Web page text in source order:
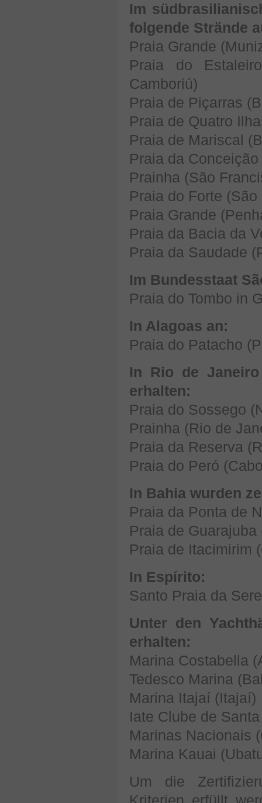
Im
folgende Strände
Praia Grande
Praia do
Camboriú)
Praia de Piçarras
Praia de Quatro
Praia de Mariscal
Praia da
Prainha (São
Praia do Forte
Praia Grande
Praia da Bacia da
Praia da Saudade
Im Bundesstaat
Praia do Tombo in
In Alagoas an:
Praia do Patacho
In Rio de
erhalten:
Praia do Sossego
Prainha (Rio de
Praia da Reserva
Praia do Peró
In Bahia wurden
Praia da Ponta de
Praia de Guarajuba
Praia de Itacimirim
In Espírito:
Santo Praia da
Unter den
erhalten:
Marina Costabella
Tedesco Marina
Marina Itajaí (Itajaí)
Iate Clube de
Marinas Nacionais
Marina Kauai
Um die